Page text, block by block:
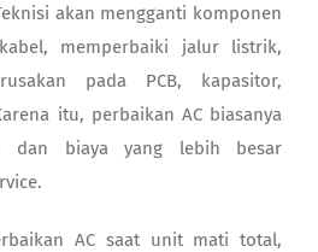
akan mengganti komponen
memperbaiki jalur listrik,
pada PCB, kapasitor,
itu, perbaikan AC biasanya
dan biaya yang lebih besar
AC saat unit mati total,